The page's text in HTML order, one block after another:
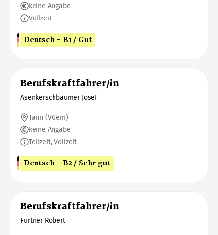
keine Angabe
Vollzeit
Deutsch - B1 / Gut
Berufskraftfahrer/in
Asenkerschbaumer Josef
Tann (VGem)
keine Angabe
Teilzeit, Vollzeit
Deutsch - B2 / Sehr gut
Berufskraftfahrer/in
Furtner Robert